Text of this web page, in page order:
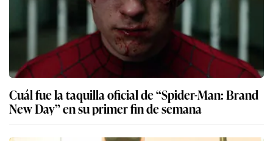
Cuál fue la taquilla oficial de “Spider-Man: Brand
New Day” en su primer fin de semana